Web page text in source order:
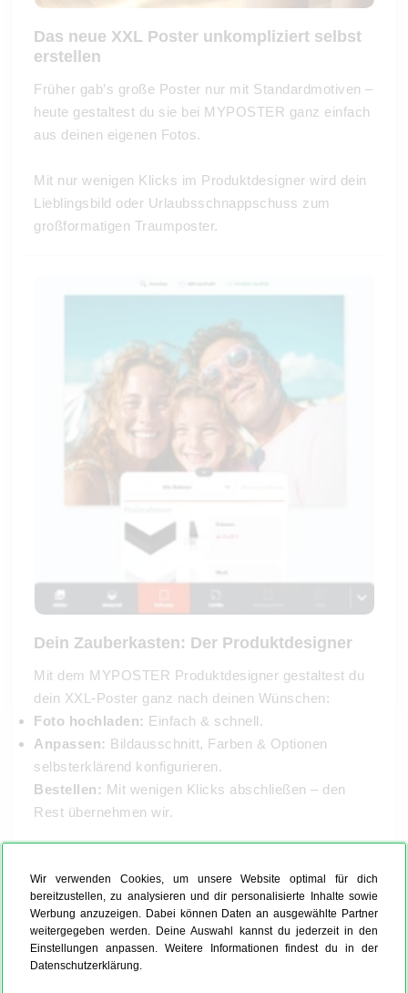
Wir verwenden Cookies, um unsere Website optimal für dich
bereitzustellen, zu analysieren und dir personalisierte Inhalte sowie
Werbung anzuzeigen. Dabei können Daten an ausgewählte Partner
weitergegeben werden. Deine Auswahl kannst du jederzeit in den
Einstellungen anpassen. Weitere Informationen findest du in der
Datenschutzerklärung.
Das neue XXL Poster unkompliziert selbst
erstellen
Früher gab’s große Poster nur mit Standardmotiven –
heute gestaltest du sie bei MYPOSTER ganz einfach
aus deinen eigenen Fotos.
Mit nur wenigen Klicks im Produktdesigner wird dein
Lieblingsbild oder Urlaubsschnappschuss zum
großformatigen Traumposter.
Dein Zauberkasten: Der Produktdesigner
Mit dem MYPOSTER Produktdesigner gestaltest du
dein XXL-Poster ganz nach deinen Wünschen:
Foto hochladen: Einfach & schnell.
Anpassen: Bildausschnitt, Farben & Optionen
selbsterklärend konfigurieren.
Bestellen: Mit wenigen Klicks abschließen – den
Rest übernehmen wir.
Poster – wir kümmern uns um den Rest.